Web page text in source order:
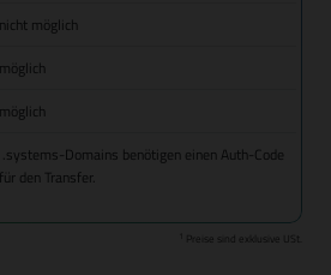
nicht möglich
möglich
möglich
.systems-Domains benötigen einen Auth-Code
für den Transfer.
Preise sind exklusive USt.